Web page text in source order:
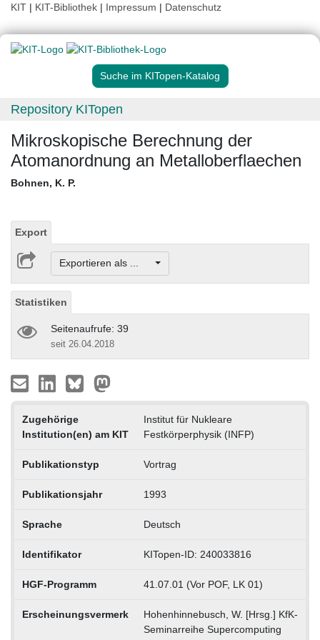
KIT | KIT-Bibliothek | Impressum | Datenschutz
Suche im KITopen-Katalog
Repository KITopen
Mikroskopische Berechnung der
Atomanordnung an Metalloberflaechen
Bohnen, K. P.
Export
Exportieren als ...
Statistiken
Seitenaufrufe: 39
seit 26.04.2018
Zugehörige
Institution(en) am KIT
Institut für Nukleare
Festkörperphysik (INFP)
Publikationstyp Vortrag
Publikationsjahr 1993
Sprache Deutsch
Identifikator KITopen-ID: 240033816
HGF-Programm 41.07.01 (Vor POF, LK 01)
Erscheinungsvermerk
Hohenhinnebusch, W. [Hrsg.] KfK-
Seminarreihe Supercomputing